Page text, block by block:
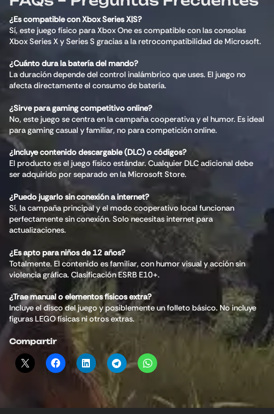
¿Es compatible con Xbox Series X|S?
Sí, este juego físico para Xbox One es compatible con las consolas
Xbox Series X y Series S gracias a la retrocompatibilidad de Microsoft.
¿Cuánto dura la batería del mando?
La duración depende del control inalámbrico que uses. El juego no
afecta directamente el consumo de batería.
¿Sirve para gaming competitivo online?
No, este juego se centra en la campaña cooperativa y el humor. Es ideal
para gaming casual y familiar, no para competición online.
¿Incluye contenido descargable (DLC) o códigos?
El producto es el juego físico estándar. Cualquier DLC adicional debe
ser adquirido por separado en la Microsoft Store.
¿Puedo jugarlo sin conexión a internet?
Sí, la campaña principal y el modo cooperativo local funcionan
perfectamente sin conexión. Solo necesitas internet para
actualizaciones.
¿Es apto para niños de 12 años?
Totalmente. El contenido es familiar, con humor visual y acción sin
violencia gráfica. Clasificación ESRB E10+.
¿Trae manual o elementos físicos extra?
Incluye el disco del juego y posiblemente un folleto básico. No incluye
figuras LEGO físicas ni otros extras.
Compartir